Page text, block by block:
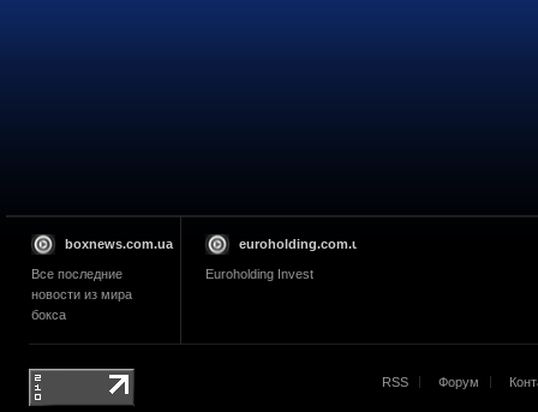
boxnews.com.ua
Все последние
новости из мира
бокса
euroholding.com.ua
Euroholding Invest
RSS Форум